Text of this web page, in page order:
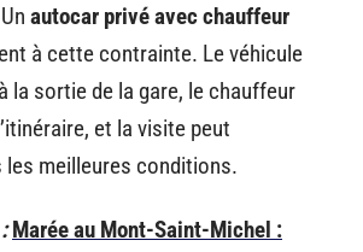
autocar privé avec chauffeur
à cette contrainte. Le véhicule
la sortie de la gare, le chauffeur
et la visite peut
les meilleures conditions.
Marée au Mont-Saint-Michel :